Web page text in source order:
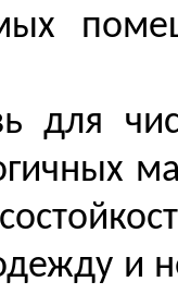
для
и